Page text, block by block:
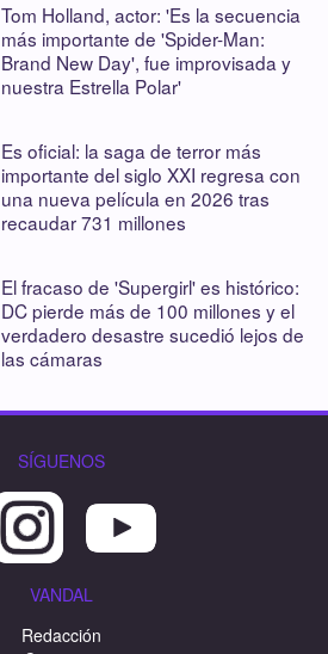
Tom Holland, actor: 'Es la secuencia
más importante de 'Spider-Man:
Brand New Day', fue improvisada y
nuestra Estrella Polar'
Es oficial: la saga de terror más
importante del siglo XXI regresa con
una nueva película en 2026 tras
recaudar 731 millones
El fracaso de 'Supergirl' es histórico:
DC pierde más de 100 millones y el
verdadero desastre sucedió lejos de
las cámaras
SÍGUENOS
VANDAL
Redacción